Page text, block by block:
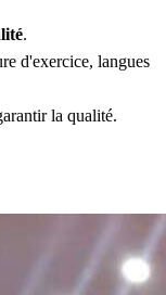
.
d'exercice, langues
la qualité.